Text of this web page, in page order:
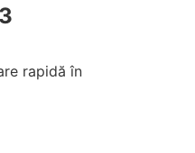
rapidă în